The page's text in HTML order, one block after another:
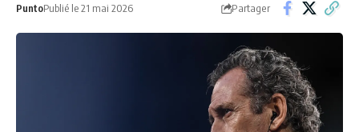
PuntoPublié le 21 mai 2026 Partager